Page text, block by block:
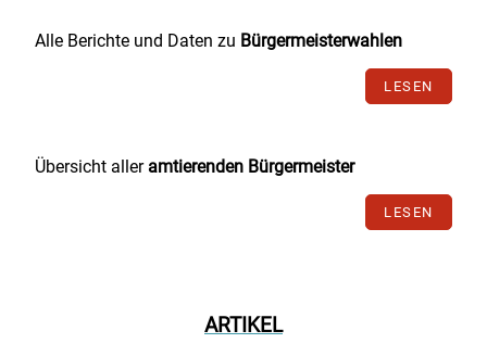
Alle Berichte und Daten zu Bürgermeisterwahlen
LESEN
Übersicht aller amtierenden Bürgermeister
LESEN
ARTIKEL